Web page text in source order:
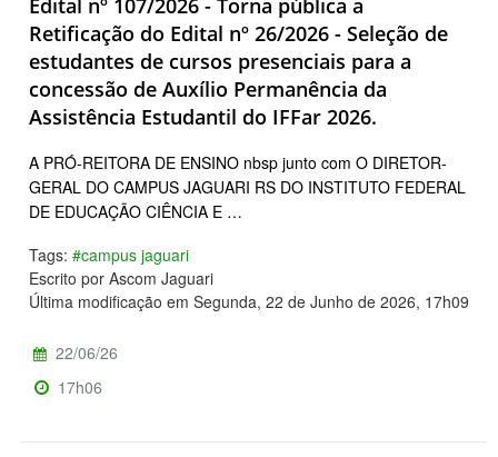
Edital nº 107/2026 - Torna pública a
Retificação do Edital nº 26/2026 - Seleção de
estudantes de cursos presenciais para a
concessão de Auxílio Permanência da
Assistência Estudantil do IFFar 2026.
A PRÓ-REITORA DE ENSINO nbsp junto com O DIRETOR-
GERAL DO CAMPUS JAGUARI RS DO INSTITUTO FEDERAL
DE EDUCAÇÃO CIÊNCIA E …
Tags: #campus jaguari
Escrito por Ascom Jaguari
Última modificação em Segunda, 22 de Junho de 2026, 17h09
22/06/26
17h06